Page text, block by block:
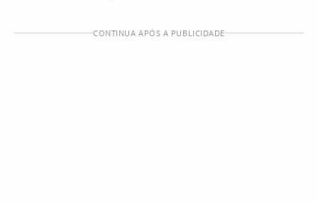
CONTINUA APÓS A PUBLICIDADE